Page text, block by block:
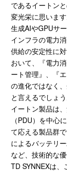
であるイートン
変光栄に思います
生成AIやGPUサ
インフラの電力
供給の安定性に
おいて、『電力
ート管理』、『
の進化ではなく
と言えるでしょう
イートン製品は
（PDU）を中心
て応える製品群
によるバッテリ
など、技術的な
TD SYNNEXは、